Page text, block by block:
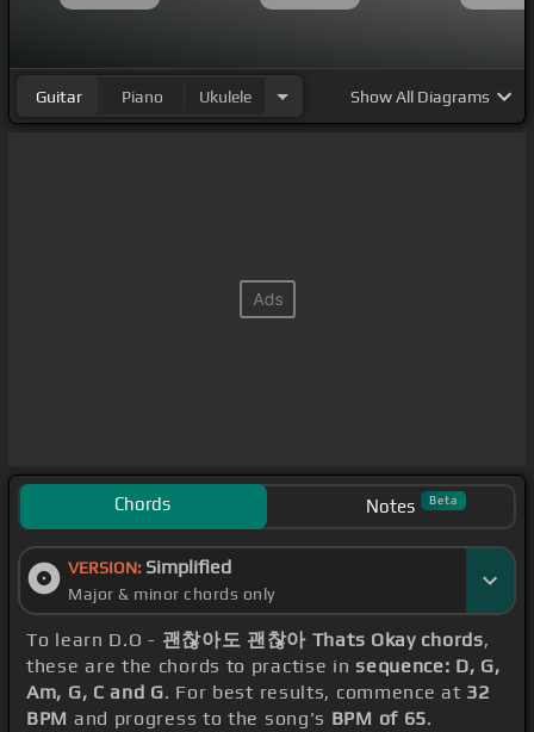
Guitar Piano Ukulele ShowAll Diagrams
Chords Notes Beta
VERSION: Simplified
Major & minor chords only
To learn D.O - 괜찮아도 괜찮아 Thats Okay chords,
these are the chords to practise insequence: D, G,
Am, G, C and G. For best results, commence at 32
BPM and progress to the song's BPM of 65.